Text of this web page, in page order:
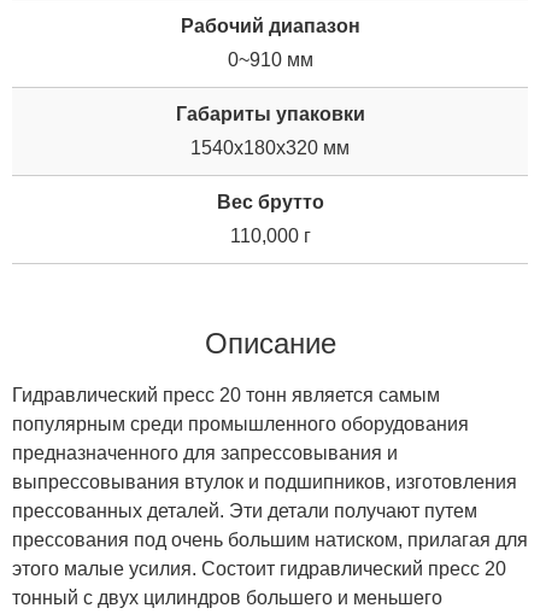
Рабочий диапазон
0~910 мм
Габариты упаковки
1540x180x320 мм
Вес брутто
110,000 г
Описание
Гидравлический пресс 20 тонн является самым
популярным среди промышленного оборудования
предназначенного для запрессовывания и
выпрессовывания втулок и подшипников, изготовления
прессованных деталей. Эти детали получают путем
прессования под очень большим натиском, прилагая для
этого малые усилия. Состоит гидравлический пресс 20
тонный с двух цилиндров большего и меньшего